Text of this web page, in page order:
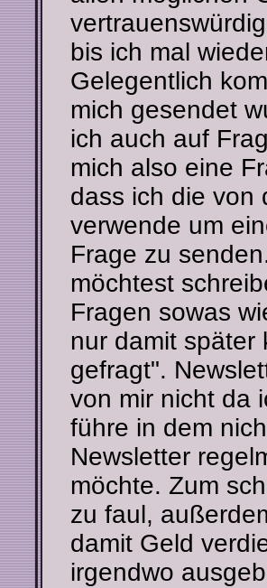
bis ich mal
Gelegentlich
mich gesendet
ich auch auf
mich also eine
dass ich die von
verwende um
Frage zu
möchtest
Fragen sowas
nur damit später
gefragt .
von mir nicht da
führe in dem
Newsletter
möchte. Zum
zu faul,
damit Geld
irgendwo